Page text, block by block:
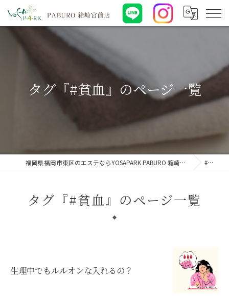
タグ『#貧血』のページ一覧
福岡県福岡市東区のエステならYOSAPARK PABURO 箱崎宮前店 #貧血
タグ『#貧血』のページ一覧
生理中でもルルオンな入れるの？